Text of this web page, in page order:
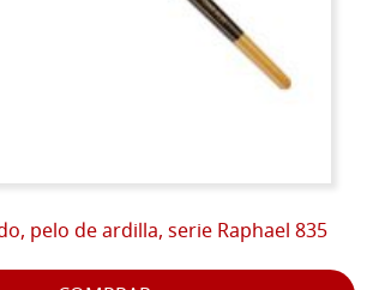
pelo de ardilla, serie Raphael 835